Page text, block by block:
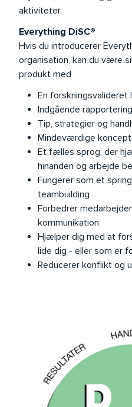
aktiviteter.
Everything DiSC®
Hvis du introducerer
organisation, kan du være
produkt med
En
Indgående rapportering
Tip, strategier og
Mindeværdige
Et fælles sprog, der
hinanden og arbejde
Fungerer som et
teambuilding
Forbedrer
kommunikation
Hjælper dig med at
lide dig - eller som er
Reducerer konflikt og